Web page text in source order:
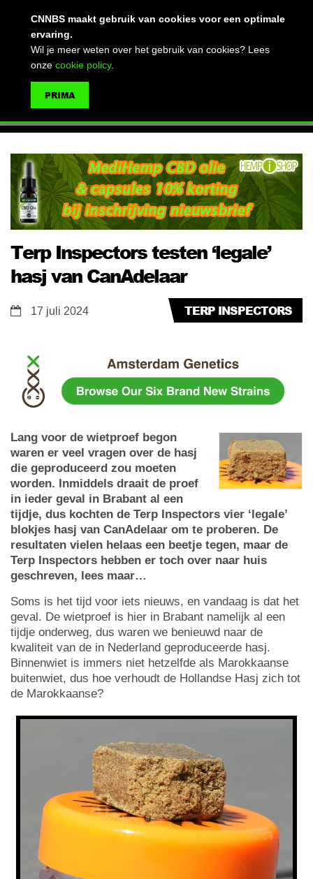
Terp Inspectors testen ‘legale’
hasj van CanAdelaar
TERP INSPECTORS
17 juli 2024
Lang voor de wietproef begon
waren er veel vragen over de hasj
die geproduceerd zou moeten
worden. Inmiddels draait de proef
in ieder geval in Brabant al een
tijdje, dus kochten de Terp Inspectors vier ‘legale’
blokjes hasj van CanAdelaar om te proberen. De
resultaten vielen helaas een beetje tegen, maar de
Terp Inspectors hebben er toch over naar huis
geschreven, lees maar…
Soms is het tijd voor iets nieuws, en vandaag is dat het
geval. De wietproef is hier in Brabant namelijk al een
tijdje onderweg, dus waren we benieuwd naar de
kwaliteit van de in Nederland geproduceerde hasj.
Binnenwiet is immers niet hetzelfde als Marokkaanse
buitenwiet, dus hoe verhoudt de Hollandse Hasj zich tot
de Marokkaanse?
CNNBS maakt gebruik van cookies voor een optimale
ervaring.
Wil je meer weten over het gebruik van cookies? Lees
onze cookie policy.
PRIMA